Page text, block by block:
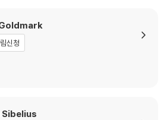
신청
Sibelius